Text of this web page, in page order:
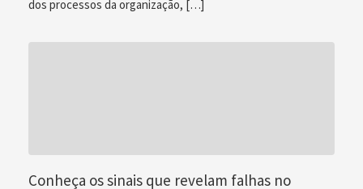
dos processos da organização, […]
Conheça os sinais que revelam falhas no